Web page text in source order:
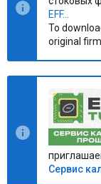
EFF...
To
original
Сервис